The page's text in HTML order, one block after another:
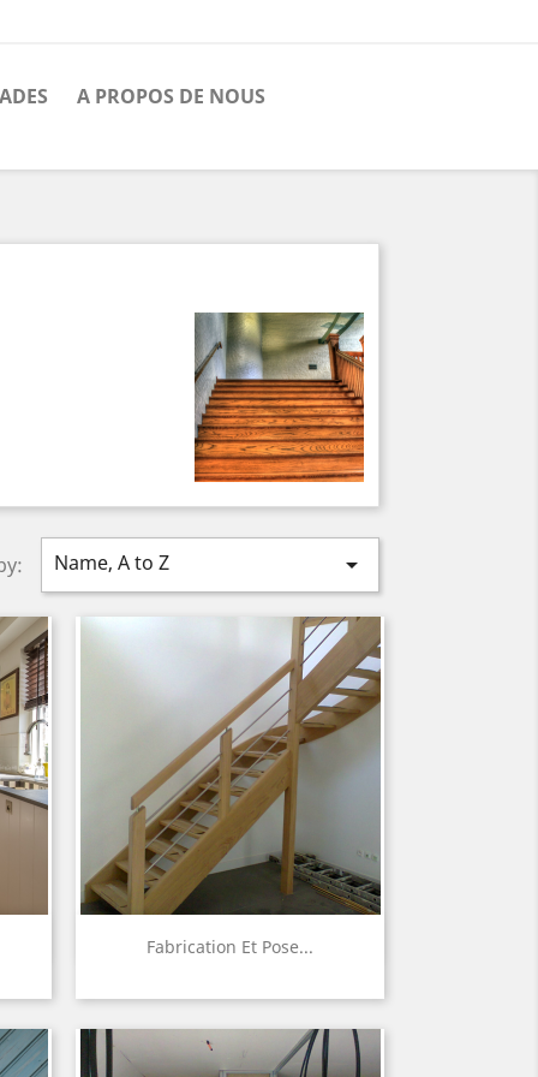
A PROPOS DE NOUS
Name, A to Z 
Fabrication Et Pose...
Quick view